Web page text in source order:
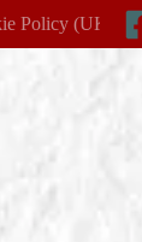
Policy (UK)